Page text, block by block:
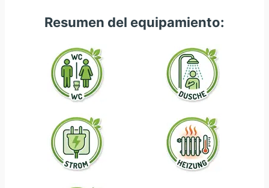
Resumen del equipamiento: